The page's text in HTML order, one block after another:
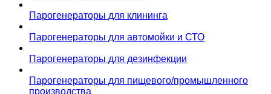
Парогенераторы для клининга
Парогенераторы для автомойки и СТО
Парогенераторы для дезинфекции
Парогенераторы для пищевого/промышленного
производства